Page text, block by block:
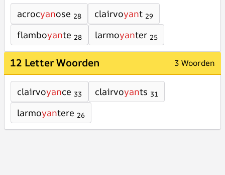
acrocyanose 28 clairvoyant 29
flamboyante 28 larmoyanter 25
12 Letter Woorden 3 Woorden
clairvoyance 33 clairvoyants 31
larmoyantere 26